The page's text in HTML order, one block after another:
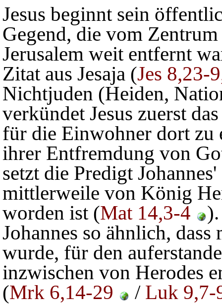
Jesus beginnt sein
Gegend, die vom
Jerusalem weit entfernt
Zitat aus Jesaja (Jes 8,23-
Nichtjuden (Heiden,
verkündet Jesus zuerst
für die Einwohner dort zu
ihrer Entfremdung von
setzt die Predigt
mittlerweile von König
worden ist (Mat 14,3-4
Johannes so ähnlich,
wurde, für den
inzwischen von Herodes
(Mrk 6,14-29 / Luk 9,7-